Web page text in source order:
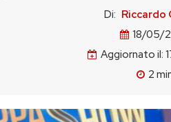
Di: Riccardo
18/05/
Aggiornato il:
2